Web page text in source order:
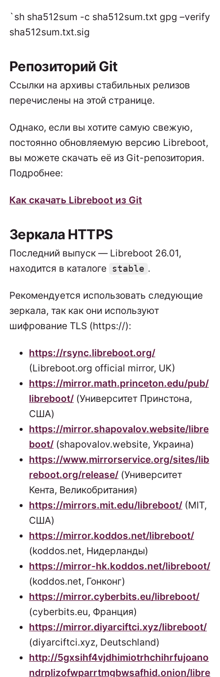
`sh sha512sum -c sha512sum.txt gpg –verify
sha512sum.txt.sig
Репозиторий Git
Ссылки на архивы стабильных релизов
перечислены на этой странице.
Однако, если вы хотите самую свежую,
постоянно обновляемую версию Libreboot,
вы можете скачать её из Git-репозитория.
Подробнее:
Как скачать Libreboot из Git
Зеркала HTTPS
Последний выпуск — Libreboot 26.01,
находится в каталоге stable .
Рекомендуется использовать следующие
зеркала, так как они используют
шифрование TLS (https://):
https://rsync.libreboot.org/
(Libreboot.org official mirror, UK)
https://mirror.math.princeton.edu/pub/
libreboot/ (Университет Принстона,
США)
https://mirror.shapovalov.website/libre
boot/ (shapovalov.website, Украина)
https://www.mirrorservice.org/sites/lib
reboot.org/release/ (Университет
Кента, Великобритания)
https://mirrors.mit.edu/libreboot/ (MIT,
США)
https://mirror.koddos.net/libreboot/
(koddos.net, Нидерланды)
https://mirror-hk.koddos.net/libreboot/
(koddos.net, Гонконг)
https://mirror.cyberbits.eu/libreboot/
(cyberbits.eu, Франция)
https://mirror.diyarciftci.xyz/libreboot/
(diyarciftci.xyz, Deutschland)
http://5gxsihf4vjdhimiotrhchihrfujoano
ndrplizofwparrtmgbwsafhid.onion/libre